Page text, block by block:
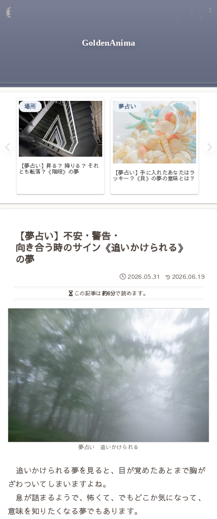
GoldenAnima
場所
【夢占い】昇る？ 降りる？ それ
とも転落？《階段》の夢
夢占い
【夢占い】手に入れたあなたはラ
ッキー？《貝》の夢の意味とは？
【夢占い】不安・警告・
向き合う時のサイン《追いかけられる》
の夢
2026.05.31 2026.06.19
この記事は約6分で読めます。
夢占い 追いかけられる
追いかけられる夢を見ると、目が覚めたあとまで胸が
ざわついてしまいますよね。
息が詰まるようで、怖くて、でもどこか気になって、
意味を知りたくなる夢でもあります。